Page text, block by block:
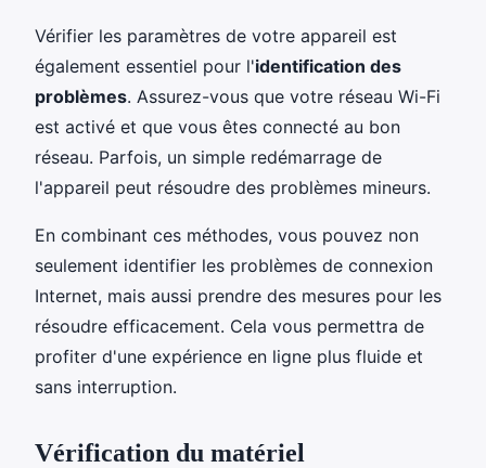
Vérifier les paramètres de votre appareil est
également essentiel pour l'identification des
problèmes. Assurez-vous que votre réseau Wi-Fi
est activé et que vous êtes connecté au bon
réseau. Parfois, un simple redémarrage de
l'appareil peut résoudre des problèmes mineurs.
En combinant ces méthodes, vous pouvez non
seulement identifier les problèmes de connexion
Internet, mais aussi prendre des mesures pour les
résoudre efficacement. Cela vous permettra de
profiter d'une expérience en ligne plus fluide et
sans interruption.
Vérification du matériel